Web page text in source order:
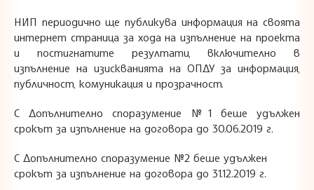
НИП периодично ще публикува информация на своята
интернет страница за хода на изпълнение на проекта
и постигнатите резултати, включително в
изпълнение на изискванията на ОПДУ за информация,
публичност, комуникация и прозрачност.
С Допълнително споразумение №1 беше удължен
срокът за изпълнение на договора до 30.06.2019 г.
С Допълнително споразумение №2 беше удължен
срокът за изпълнение на договора до 31.12.2019 г.